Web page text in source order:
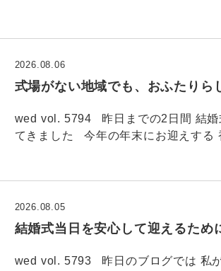
式場がない地域でも、おふたりら
2026.08.06
wed vol. 5794 昨日までの2日間 結婚
てきました 今年の年末にお迎えする
結婚式当日を安心して迎えるため
2026.08.05
wed vol. 5793 昨日のブログでは 私